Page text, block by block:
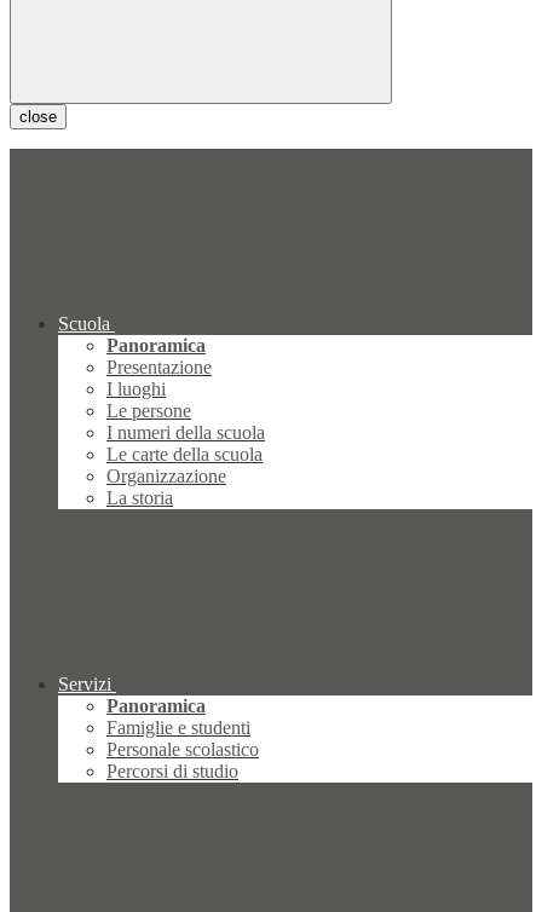
close
Scuola
Panoramica
Presentazione
I luoghi
Le persone
I numeri della scuola
Le carte della scuola
Organizzazione
La storia
Servizi
Panoramica
Famiglie e studenti
Personale scolastico
Percorsi di studio